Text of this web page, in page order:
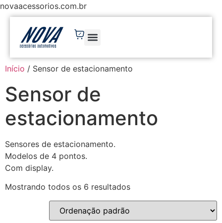
novaacessorios.com.br
Início / Sensor de estacionamento
Sensor de
estacionamento
Sensores de estacionamento.
Modelos de 4 pontos.
Com display.
Mostrando todos os 6 resultados